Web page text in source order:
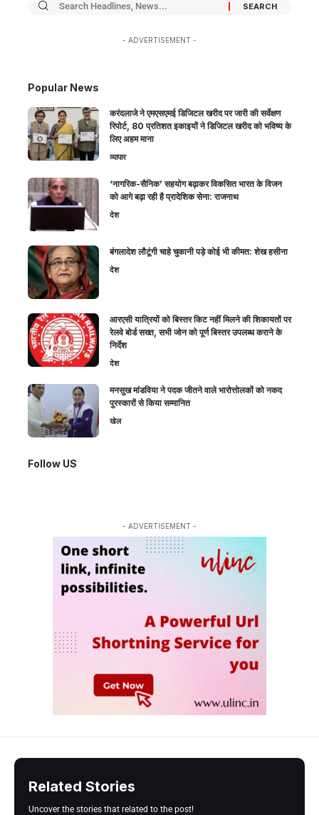
- ADVERTISEMENT -
Popular News
करंदलाजे ने एमएसएमई डिजिटल खरीद पर जारी की सर्वेक्षण
रिपोर्ट, 80 प्रतिशत इकाइयों ने डिजिटल खरीद को भविष्य के
लिए अहम माना
व्यापार
‘नागरिक-सैनिक’ सहयोग बढ़ाकर विकसित भारत के विजन
को आगे बढ़ा रही है प्रादेशिक सेना: राजनाथ
देश
बंगलादेश लौटूंगी चाहे चुकानी पड़े कोई भी कीमत: शेख हसीना
देश
आरएसी यात्रियों को बिस्तर किट नहीं मिलने की शिकायतों पर
रेलवे बोर्ड सख्त, सभी जोन को पूर्ण बिस्तर उपलब्ध कराने के
निर्देश
देश
मनसुख मांडविया ने पदक जीतने वाले भारोत्तोलकों को नकद
पुरस्कारों से किया सम्मानित
खेल
Follow US
- ADVERTISEMENT -
Related Stories
Uncover the stories that related to the post!